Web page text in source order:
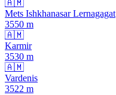
🇦🇲
Mets Ishkhanasar Lernagagat
3550 m
🇦🇲
Karmir
3530 m
🇦🇲
Vardenis
3522 m